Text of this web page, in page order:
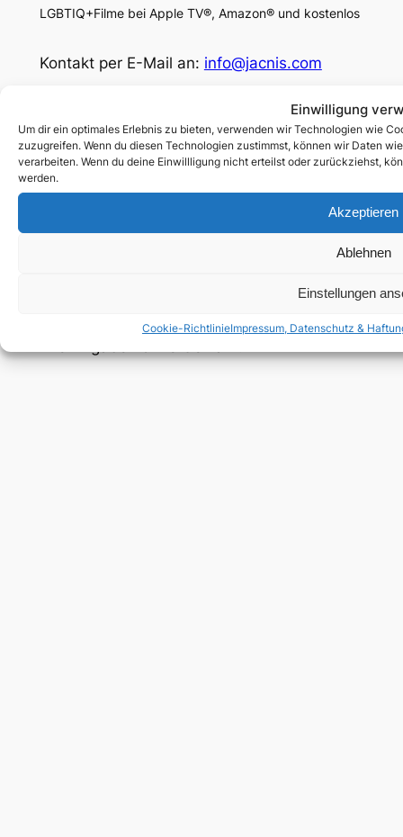
Einwilligung
Um dir ein optimales Erlebnis zu bieten, verwenden wir Technologien wie
zuzugreifen. Wenn du diesen Technologien zustimmst, können wir Daten
verarbeiten. Wenn du deine Einwillligung nicht erteilst oder zurückziehst,
werden.
Akzeptieren
Ablehnen
Einstellungen
Cookie-RichtlinieImpressum, Datenschutz &
LGBTIQ+Filme bei Apple TV®, Amazon® und kostenlos
Kontakt per E-Mail an: info@jacnis.com
Social
© 2025 by Jacnis.com